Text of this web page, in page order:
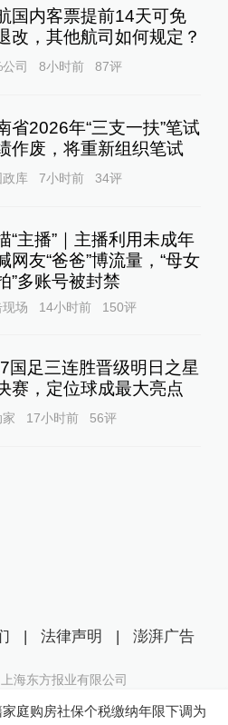
国内客票提前14天可免
改，其他航司如何规定？
司 8小时前 87评
省2026年“三支一扶”笔试
作废，将重新组织笔试
政库 7小时前 34评
“主播”｜主播利用未成年
网友“爸爸”博流量，“母女
”多账号被封禁
现场 14小时前 150评
国足三连胜晋级明日之星
赛，定位球成最大亮点
17小时前 56评
庭购房社保个税缴纳年限下调为
| 法律声明 | 澎湃广告
上海东方报业有限公司
| 沪ICP备14003370号